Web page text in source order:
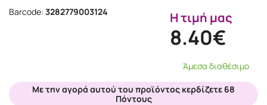
Barcode: 3282779003124 Η τιμή μας
8.40€
Άμεσα διαθέσιμο
Με την αγορά αυτού του προϊόντος κερδίζετε 68
Πόντους